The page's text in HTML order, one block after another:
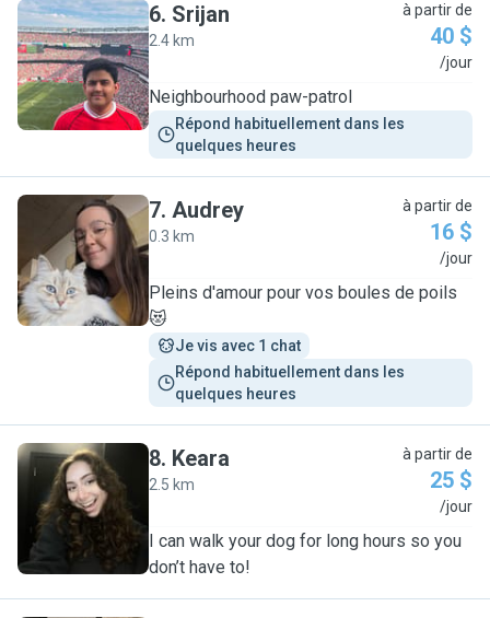
S
6. Srijan
2.4 km
à partir de
40 $
/jour
Neighbourhood paw-patrol
Répond habituellement dans les
quelques heures
A
7. Audrey
0.3 km
à partir de
16 $
/jour
Pleins d'amour pour vos boules de poils
😻
Je vis avec 1 chat
Répond habituellement dans les
quelques heures
K
8. Keara
2.5 km
à partir de
25 $
/jour
I can walk your dog for long hours so you
don’t have to!